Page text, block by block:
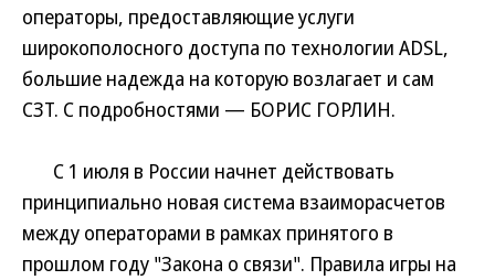
операторы, предоставляющие услуги
широкополосного доступа по технологии ADSL,
большие надежда на которую возлагает и сам
СЗТ. С подробностями — БОРИС ГОРЛИН.
С 1 июля в России начнет действовать
принципиально новая система взаиморасчетов
между операторами в рамках принятого в
прошлом году "Закона о связи". Правила игры на